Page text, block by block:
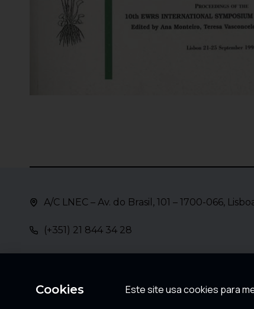
A/C LNEC – Av. do Brasil, 101 – 1700-066,
(+351) 21 844 34 28
Cookies Este site usa cookies para